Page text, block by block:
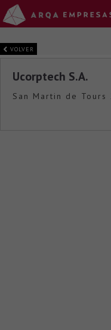
VOLVER
Ucorptech S.A.
San Martin de Tours